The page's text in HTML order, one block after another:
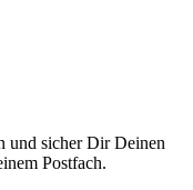
und sicher Dir Deinen
Postfach.